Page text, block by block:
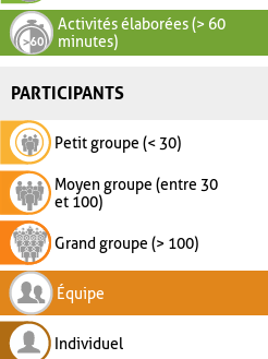
Activités élaborées (> 60
minutes)
PARTICIPANTS
Petit groupe (< 30)
Moyen groupe (entre 30
et 100)
Grand groupe (> 100)
Équipe
Individuel